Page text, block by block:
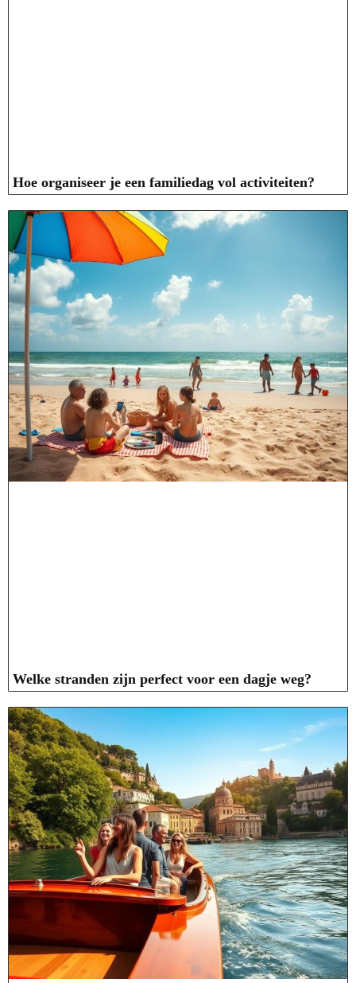
Hoe organiseer je een familiedag vol activiteiten?
Welke stranden zijn perfect voor een dagje weg?